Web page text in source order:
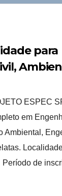
para
ESPEC
em
Ambiental,
Período de